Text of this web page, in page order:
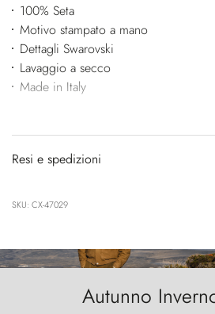
100% Seta
Motivo stampato a mano
Dettagli Swarovski
Lavaggio a secco
Made in Italy
Resi e spedizioni
SKU: CX-47029
Autunno